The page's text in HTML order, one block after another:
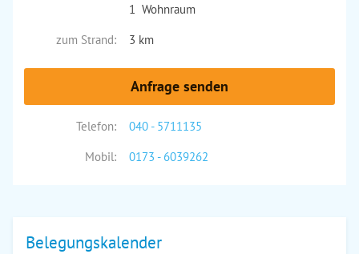
1 Wohnraum
zum Strand:
3 km
Anfrage senden
Telefon:
040 - 5711135
Mobil:
0173 - 6039262
Belegungskalender